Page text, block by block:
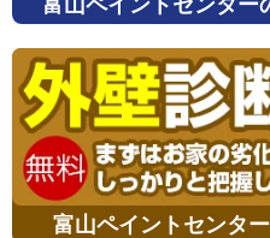
富山ペイントセンター
富山ペイントセンタ